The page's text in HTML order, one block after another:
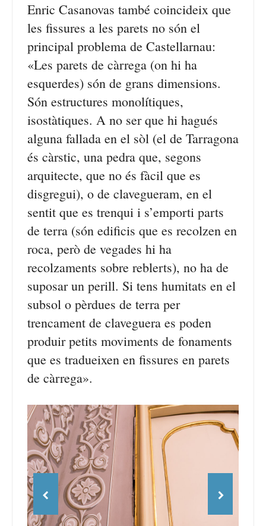
Enric Casanovas també coincideix que
les fissures a les parets no són el
principal problema de Castellarnau:
«Les parets de càrrega (on hi ha
esquerdes) són de grans dimensions.
Són estructures monolítiques,
isostàtiques. A no ser que hi hagués
alguna fallada en el sòl (el de Tarragona
és càrstic, una pedra que, segons
arquitecte, que no és fàcil que es
disgregui), o de clavegueram, en el
sentit que es trenqui i s’emporti parts
de terra (són edificis que es recolzen en
roca, però de vegades hi ha
recolzaments sobre reblerts), no ha de
suposar un perill. Si tens humitats en el
subsol o pèrdues de terra per
trencament de claveguera es poden
produir petits moviments de fonaments
que es tradueixen en fissures en parets
de càrrega».